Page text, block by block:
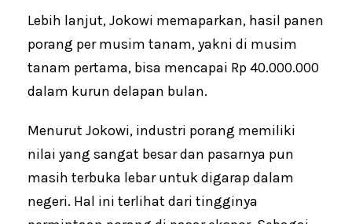
Lebih lanjut, Jokowi memaparkan, hasil panen
porang per musim tanam, yakni di musim
tanam pertama, bisa mencapai Rp 40.000.000
dalam kurun delapan bulan.
Menurut Jokowi, industri porang memiliki
nilai yang sangat besar dan pasarnya pun
masih terbuka lebar untuk digarap dalam
negeri. Hal ini terlihat dari tingginya